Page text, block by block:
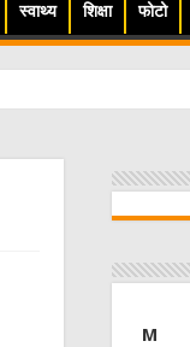
स्वाथ्य शिक्षा फोटो
M